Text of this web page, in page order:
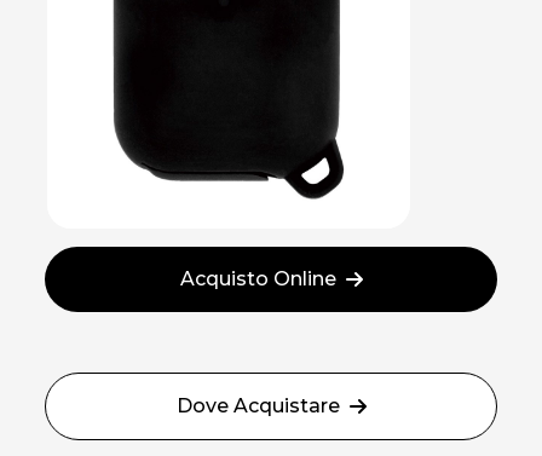
Acquisto Online
Dove Acquistare